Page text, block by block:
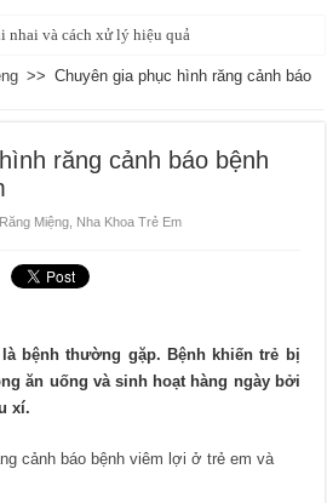
nhai và cách xử lý hiệu quả
>> Chuyên gia phục hình răng cảnh báo
răng cảnh báo bệnh
Miệng Nha Khoa Trẻ Em
bệnh thường gặp. Bệnh khiến trẻ bị
ăn uống và sinh hoạt hàng ngày bởi
xí.
cảnh báo bệnh viêm lợi ở trẻ em và